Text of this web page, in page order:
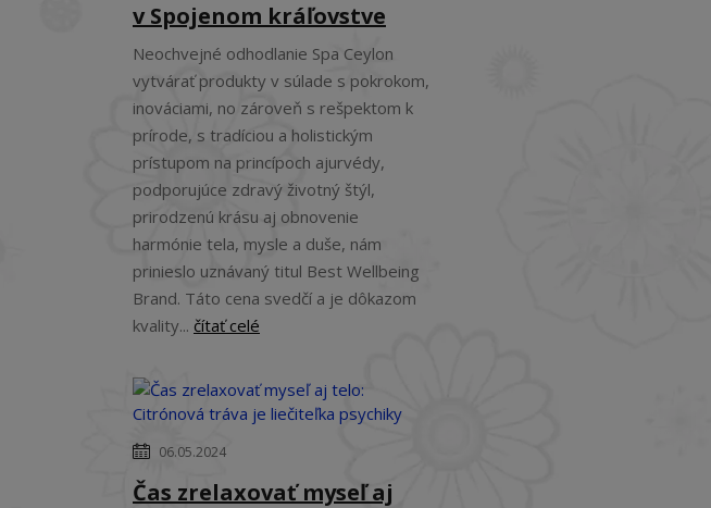
v Spojenom kráľovstve
Neochvejné odhodlanie Spa Ceylon
vytvárať produkty v súlade s pokrokom,
inováciami, no zároveň s rešpektom k
prírode, s tradíciou a holistickým
prístupom na princípoch ajurvédy,
podporujúce zdravý životný štýl,
prirodzenú krásu aj obnovenie
harmónie tela, mysle a duše, nám
prinieslo uznávaný titul Best Wellbeing
Brand. Táto cena svedčí a je dôkazom
kvality... čítať celé
06.05.2024
Čas zrelaxovať myseľ aj